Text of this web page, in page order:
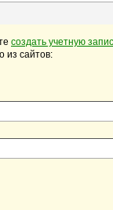
создать учетную
из сайтов: